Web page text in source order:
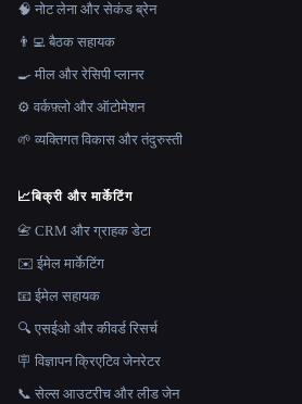
🧠 नोट लेना और सेकंड ब्रेन
👨‍💻 बैठक सहायक
🍳 मील और रेसिपी प्लानर
⚙️ वर्कफ़्लो और ऑटोमेशन
🌱 व्यक्तिगत विकास और तंदुरुस्ती
📈बिक्री और मार्केटिंग
📇 CRM और ग्राहक डेटा
✉️ ईमेल मार्केटिंग
📧 ईमेल सहायक
🔍 एसईओ और कीवर्ड रिसर्च
🪧 विज्ञापन क्रिएटिव जेनरेटर
📞 सेल्स आउटरीच और लीड जेन